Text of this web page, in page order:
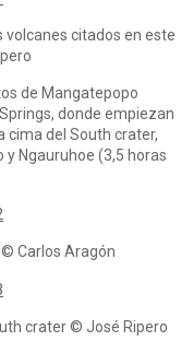
volcanes citados en este
de Mangatepopo
donde empiezan
cima del South crater,
Ngauruhoe (3,5 horas
Carlos Aragón
crater © José Ripero